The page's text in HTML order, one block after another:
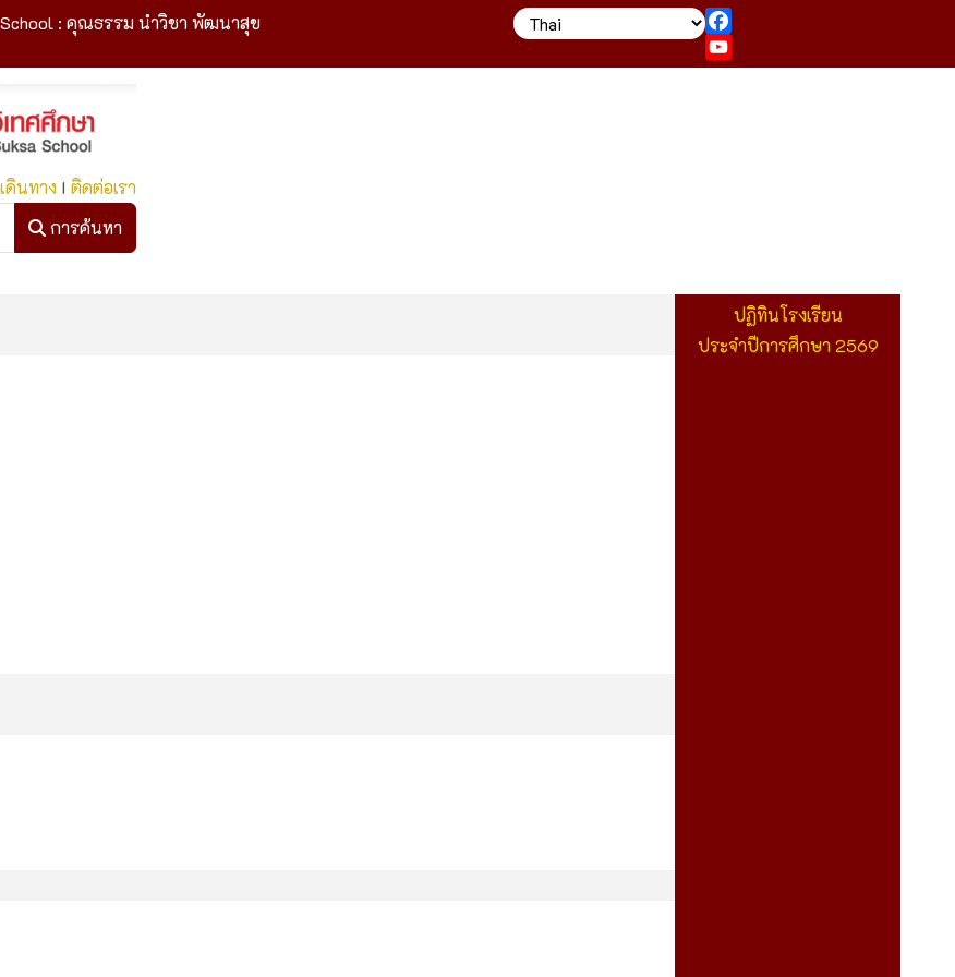
School : คุณธรรม นำวิชา พัฒนาสุข
YouTube
ดินทาง Iติดต่อเรา
การค้นหา
ปฏิทินโรงเรียน
ประจำปีการศึกษา 2569